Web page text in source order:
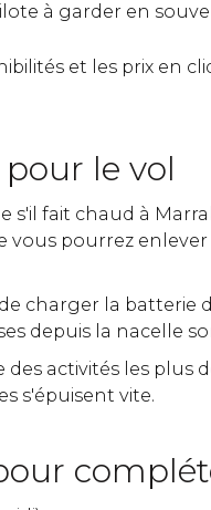
à garder en
et les prix en
le vol
s'il fait chaud à
vous pourrez
charger la
depuis la nacelle
des activités les plus
s'épuisent vite.